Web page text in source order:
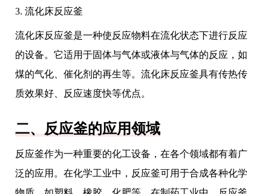
3. 流化床反应釜
流化床反应釜是一种使反应物料在流化状态下进行反应
的设备。它适用于固体与气体或液体与气体的反应，如
煤的气化、催化剂的再生等。流化床反应釜具有传热传
质效果好、反应速度快等优点。
二、反应釜的应用领域
反应釜作为一种重要的化工设备，在各个领域都有着广
泛的应用。在化学工业中，反应釜可用于合成各种化学